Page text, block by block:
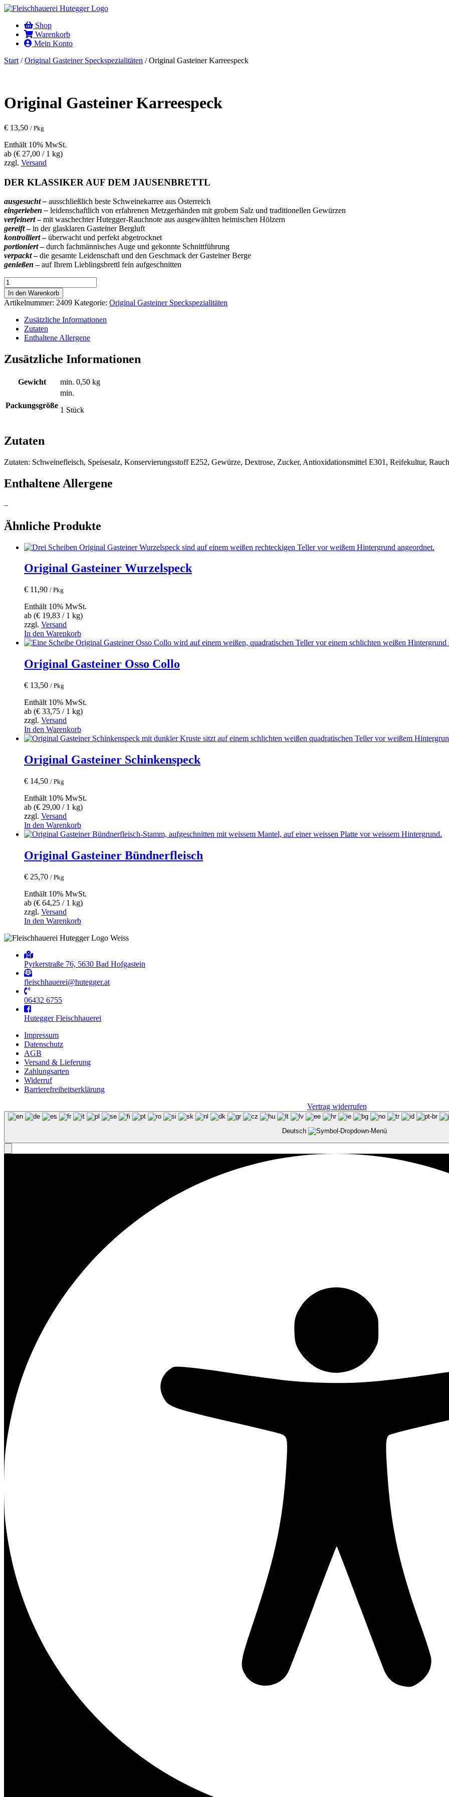
Shop
Warenkorb
Mein Konto
Start /Original Gasteiner Speckspezialitäten / Original Gasteiner Karreespeck
Original Gasteiner Karreespeck
€ 13,50 / Pkg
Enthält 10% MwSt.
ab (€ 27,00 / 1 kg)
zzgl. Versand
DER KLASSIKER AUF DEM JAUSENBRETTL
ausgesucht – ausschließlich beste Schweinekarree aus Österreich
eingerieben – leidenschaftlich von erfahrenen Metzgerhänden mit grobem Salz und traditionellen Gewürzen
verfeinert–mit waschechter Hutegger-Rauchnote aus ausgewählten heimischen Hölzern
gereift–in der glasklaren Gasteiner Bergluft
kontrolliert–überwacht und perfekt abgetrocknet
portioniert–durch fachmännisches Auge und gekonnte Schnittführung
verpackt–die gesamte Leidenschaft und den Geschmack der Gasteiner Berge
genießen –auf Ihrem Lieblingsbrettl fein aufgeschnitten
Original
Gasteiner
Karreespeck
Menge
In den Warenkorb
Artikelnummer: 2409 Kategorie: Original Gasteiner Speckspezialitäten
Zusätzliche Informationen
Zutaten
Enthaltene Allergene
Zusätzliche Informationen
Gewicht min. 0,50 kg
Packungsgröße
min.
1 Stück
Zutaten
Zutaten: Schweinefleisch, Speisesalz, Konservierungsstoff E252, Gewürze, Dextrose, Zucker, Antioxidationsmittel E301, Reifekultur, Rauch
Enthaltene Allergene
–
Ähnliche Produkte
Original Gasteiner Wurzelspeck
€ 11,90 / Pkg
Enthält 10% MwSt.
ab (€ 19,83 / 1 kg)
zzgl. Versand
In den Warenkorb
Original Gasteiner Osso Collo
€ 13,50 / Pkg
Enthält 10% MwSt.
ab (€ 33,75 / 1 kg)
zzgl. Versand
In den Warenkorb
Original Gasteiner Schinkenspeck
€ 14,50 / Pkg
Enthält 10% MwSt.
ab (€ 29,00 / 1 kg)
zzgl. Versand
In den Warenkorb
Original Gasteiner Bündnerfleisch
€ 25,70 / Pkg
Enthält 10% MwSt.
ab (€ 64,25 / 1 kg)
zzgl. Versand
In den Warenkorb
Pyrkerstraße 76, 5630 Bad Hofgastein
fleischhauerei@hutegger.at
06432 6755
Hutegger Fleischhauerei
Impressum
Datenschutz
AGB
Versand & Lieferung
Zahlungsarten
Widerruf
Barrierefreiheits­erklärung
Vertrag widerrufen
Deutsch